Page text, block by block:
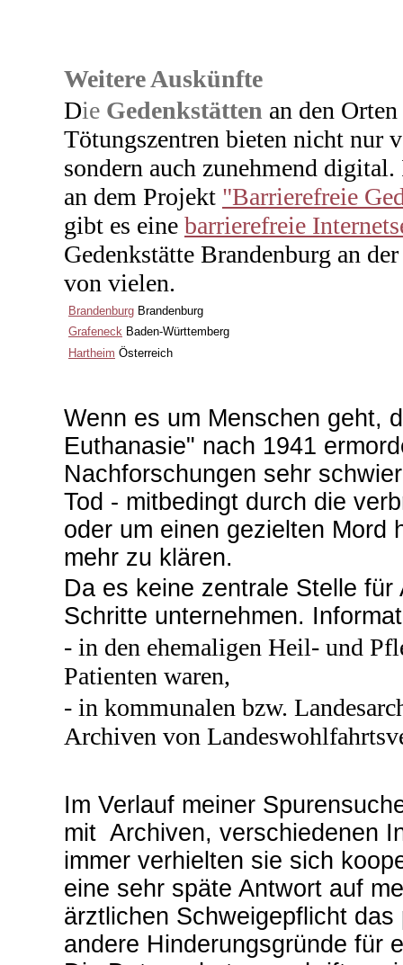
Weitere Auskünfte
Die Gedenkstätten an den
Tötungszentren bieten nicht nur
sondern auch zunehmend
an dem Projekt "Barrierefreie
gibt es eine barrierefreie
Gedenkstätte Brandenburg an
von vielen.
Brandenburg Brandenburg
Grafeneck Baden-Württemberg
Hartheim Österreich
Wenn es um Menschen geht,
Euthanasie" nach 1941
Nachforschungen sehr
Tod - mitbedingt durch die
oder um einen gezielten Mord
mehr zu klären.
Da es keine zentrale Stelle
Schritte unternehmen.
- in den ehemaligen Heil- und
Patienten waren,
- in kommunalen bzw.
Archiven von
Im Verlauf meiner
mit Archiven, verschiedenen
immer verhielten sie sich
eine sehr späte Antwort auf
ärztlichen Schweigepflicht
andere Hinderungsgründe für